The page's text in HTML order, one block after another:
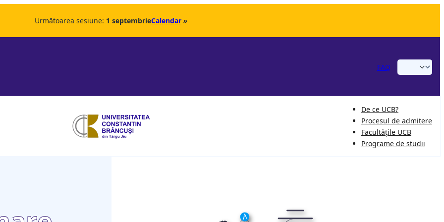
Următoarea sesiune: 1 septembrieCalendar »
FAQ
De ce UCB?
Procesul de admitere
Facultățile UCB
Programe de studii